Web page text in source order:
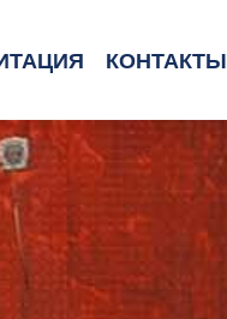
КОНТАКТЫ